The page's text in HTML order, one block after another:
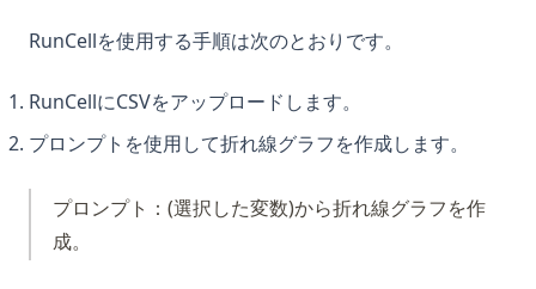
RunCellを使用する手順は次のとおりです。
RunCellにCSVをアップロードします。
プロンプトを使用して折れ線グラフを作成します。
プロンプト：(選択した変数)から折れ線グラフを作
成。